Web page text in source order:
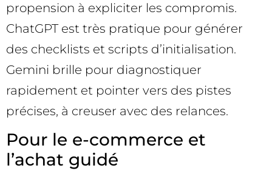
propension à expliciter les compromis.
ChatGPT est très pratique pour générer
des checklists et scripts d’initialisation.
Gemini brille pour diagnostiquer
rapidement et pointer vers des pistes
précises, à creuser avec des relances.
Pour le e-commerce et
l’achat guidé